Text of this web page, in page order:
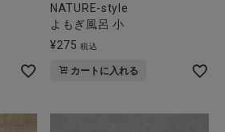
NATURE-style
よもぎ風呂 小
¥275 税込
カートに入れる